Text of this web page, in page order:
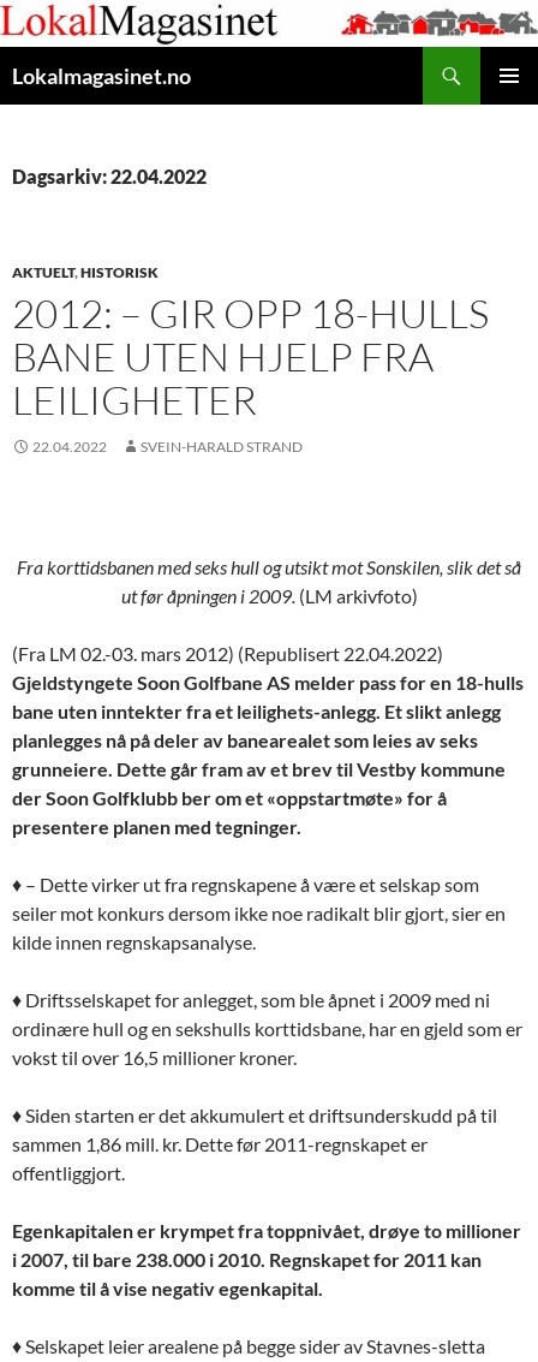
Gå
til
innhaldet
Lokalmagasinet.no
Dagsarkiv: 22.04.2022
AKTUELT,HISTORISK
2012: – GIR OPP 18-HULLS
BANE UTEN HJELP FRA
LEILIGHETER
22.04.2022 SVEIN-HARALD STRAND
Fra korttidsbanen med seks hull og utsikt mot Sonskilen, slik det så
ut før åpningen i 2009. (LM arkivfoto)
(Fra LM 02.-03. mars 2012) (Republisert 22.04.2022)
Gjeldstyngete Soon Golfbane AS melder pass for en 18-hulls
bane uten inntekter fra et leilighets-anlegg. Et slikt anlegg
planlegges nå på deler av banearealet som leies av seks
grunneiere. Dette går fram av et brev til Vestby kommune
der Soon Golfklubb ber om et «oppstartmøte» for å
presentere planen med tegninger.
♦ – Dette virker ut fra regnskapene å være et selskap som
seiler mot konkurs dersom ikke noe radikalt blir gjort, sier en
kilde innen regnskapsanalyse.
♦ Driftsselskapet for anlegget, som ble åpnet i 2009 med ni
ordinære hull og en sekshulls korttidsbane, har en gjeld som er
vokst til over 16,5 millioner kroner.
♦Siden starten er det akkumulert et driftsunderskudd på til
sammen 1,86 mill. kr. Dette før 2011-regnskapet er
offentliggjort.
Egenkapitalen er krympet fra toppnivået, drøye to millioner
i 2007, til bare 238.000 i 2010. Regnskapet for 2011 kan
komme til å vise negativ egenkapital.
♦Selskapet leier arealene på begge sider av Stavnes-sletta